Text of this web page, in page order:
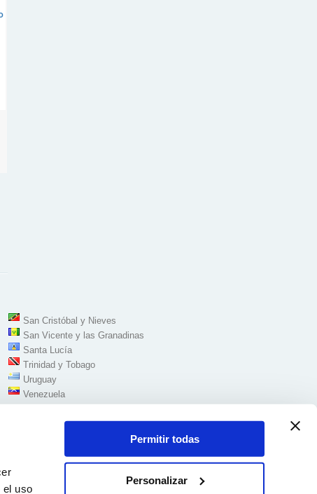
el uso
Permitir todas
Personalizar
San Cristóbal y Nieves
San Vicente y las Granadinas
Santa Lucía
Trinidad y Tobago
Uruguay
Venezuela